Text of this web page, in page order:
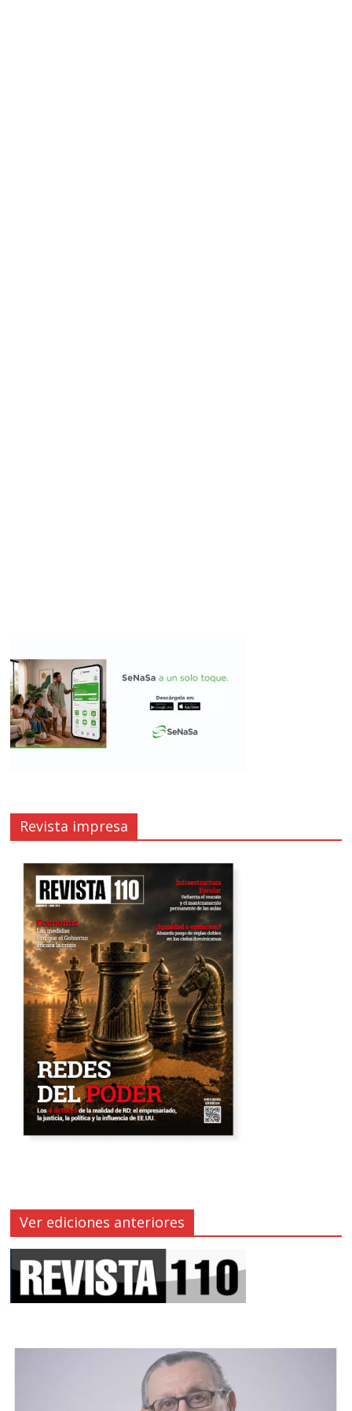
Revista impresa
Ver ediciones anteriores